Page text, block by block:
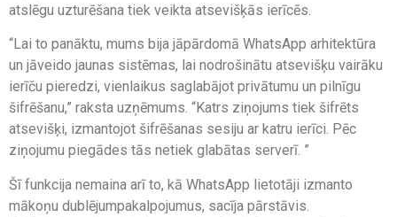
atslēgu uzturēšana tiek veikta atsevišķās ierīcēs.
“Lai to panāktu, mums bija jāpārdomā WhatsApp arhitektūra
un jāveido jaunas sistēmas, lai nodrošinātu atsevišķu vairāku
ierīču pieredzi, vienlaikus saglabājot privātumu un pilnīgu
šifrēšanu,” raksta uzņēmums. “Katrs ziņojums tiek šifrēts
atsevišķi, izmantojot šifrēšanas sesiju ar katru ierīci. Pēc
ziņojumu piegādes tās netiek glabātas serverī. ”
Šī funkcija nemaina arī to, kā WhatsApp lietotāji izmanto
mākoņu dublējumpakalpojumus, sacīja pārstāvis.